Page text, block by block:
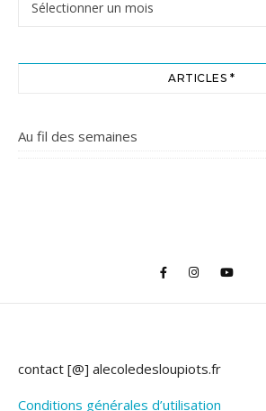
ARTICLES *
Au fil des semaines
contact [@] alecoledesloupiots.fr
Conditions générales d’utilisation